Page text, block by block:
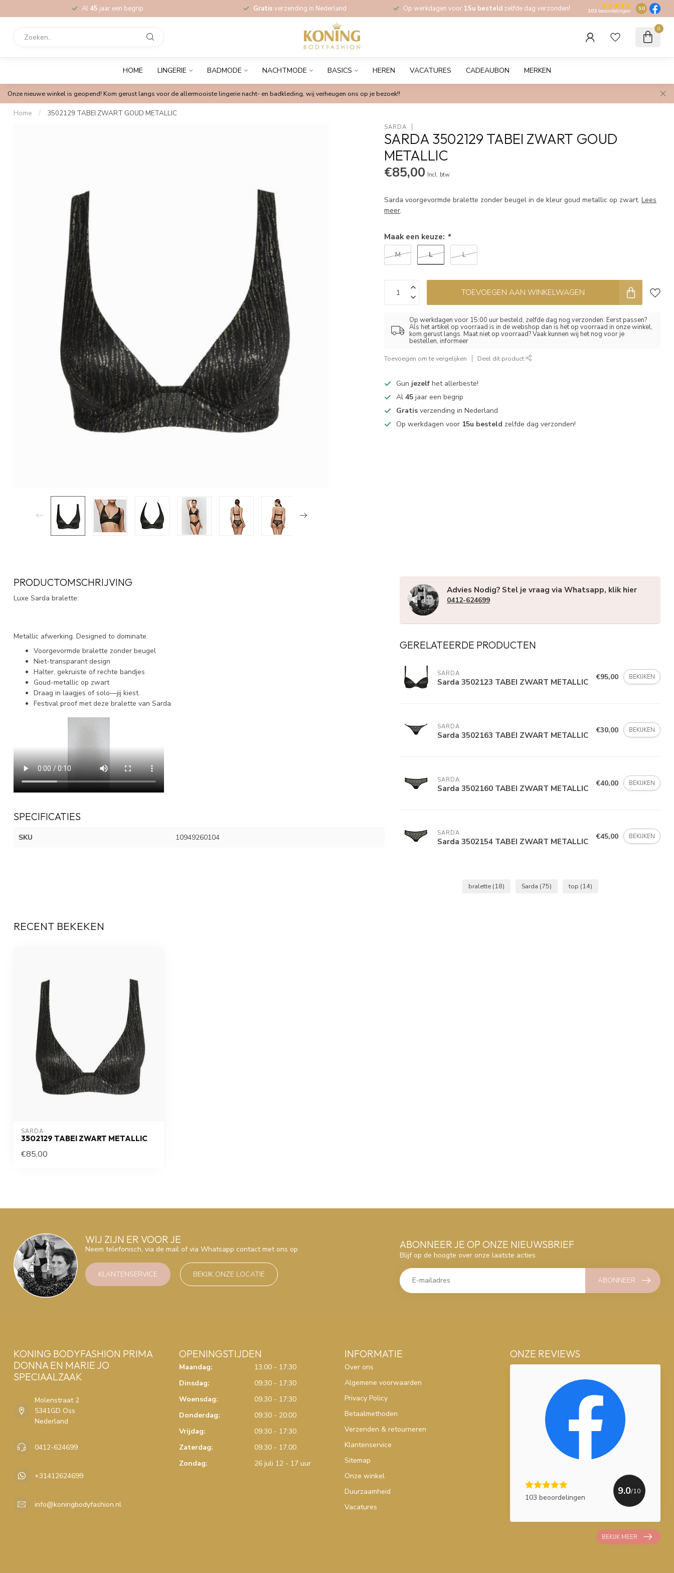
Al 45 jaar een begrip Gratis verzending in Nederland Op werkdagen voor 15u besteld zelfde dag verzonden! 103 beoordelingen 9.0
0
HOME LINGERIE BADMODE NACHTMODE BASICS HEREN VACATURES CADEAUBON MERKEN
Onze nieuwe winkel is geopend! Kom gerust langs voor de allermooiste lingerie nacht- en badkleding, wij verheugen ons op je bezoek!!
Home / 3502129 TABEI ZWART GOUD METALLIC
SARDA
SARDA 3502129 TABEI ZWART GOUD
METALLIC
€85,00 Incl. btw
Sarda voorgevormde bralette zonder beugel in de kleur goud metallic op zwart.Lees
meer.
Maak een keuze: *
M L L
TOEVOEGEN AAN WINKELWAGEN
Op werkdagen voor 15:00 uur besteld, zelfde dag nog verzonden. Eerst passen?
Als het artikel op voorraad is in de webshop dan is het op voorraad in onze winkel,
kom gerust langs. Maat niet op voorraad? Vaak kunnen wij het nog voor je
bestellen, informeer
Toevoegen om te vergelijken Deel dit product
Gun jezelf het allerbeste!
Al45 jaar een begrip
Gratis verzending in Nederland
Op werkdagen voor 15u besteld zelfde dag verzonden!
PRODUCTOMSCHRIJVING
Luxe Sarda bralette:
Metallic afwerking. Designed to dominate.
Voorgevormde bralette zonder beugel
Niet-transparant design
Halter, gekruiste of rechte bandjes
Goud-metallic op zwart
Draag in laagjes of solo—jij kiest.
Festival proof met deze bralette van Sarda
SPECIFICATIES
SKU 10949260104
Advies Nodig? Stel je vraag via Whatsapp, klik hier
0412-624699
GERELATEERDE PRODUCTEN
SARDA
Sarda 3502123 TABEI ZWART METALLIC €95,00 BEKIJKEN
SARDA
Sarda 3502163 TABEI ZWART METALLIC €30,00 BEKIJKEN
SARDA
Sarda 3502160 TABEI ZWART METALLIC €40,00 BEKIJKEN
SARDA
Sarda 3502154 TABEI ZWART METALLIC €45,00 BEKIJKEN
bralette (18) Sarda (75) top (14)
RECENT BEKEKEN
SARDA
3502129 TABEI ZWART METALLIC
€85,00
WIJ ZIJN ER VOOR JE
Neem telefonisch, via de mail of via Whatsapp contact met ons op
KLANTENSERVICE BEKIJK ONZE LOCATIE
ABONNEER JE OP ONZE NIEUWSBRIEF
Blijf op de hoogte over onze laatste acties
ABONNEER
KONING BODYFASHION PRIMA
DONNA EN MARIE JO
SPECIAALZAAK
Molenstraat 2
5341GD Oss
Nederland
0412-624699
+31412624699
info@koningbodyfashion.nl
OPENINGSTIJDEN
Maandag:
13.00 - 17:30
Dinsdag:
09:30 - 17:30
Woensdag:
09.30 - 17:30
Donderdag:
09:30 - 20:00
Vrijdag:
09:30 - 17:30
Zaterdag:
09.30 - 17.00
Zondag:
26 juli 12 - 17 uur
INFORMATIE
Over ons
Algemene voorwaarden
Privacy Policy
Betaalmethoden
Verzenden & retourneren
Klantenservice
Sitemap
Onze winkel
Duurzaamheid
Vacatures
ONZE REVIEWS
103 beoordelingen
9.0/10
BEKIJK MEER